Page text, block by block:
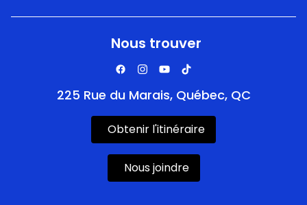
Nous trouver
225 Rue du Marais, Québec, QC
Obtenir l'itinéraire
Nous joindre